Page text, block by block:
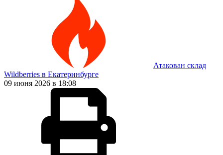
Атакован склад
Wildberries в Екатеринбурге
09 июня 2026 в 18:08